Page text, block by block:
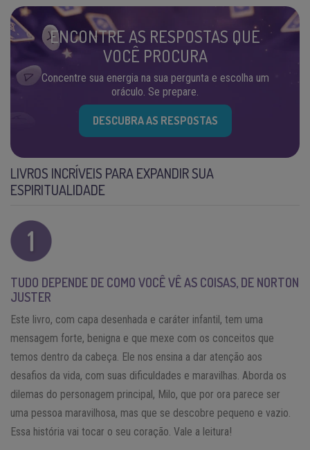
ENCONTRE AS RESPOSTAS QUE
VOCÊ PROCURA
Concentre sua energia na sua pergunta e escolha um
oráculo. Se prepare.
DESCUBRA AS RESPOSTAS
LIVROS INCRÍVEIS PARA EXPANDIR SUA
ESPIRITUALIDADE
TUDO DEPENDE DE COMO VOCÊ VÊ AS COISAS, DE NORTON
JUSTER
Este livro, com capa desenhada e caráter infantil, tem uma
mensagem forte, benigna e que mexe com os conceitos que
temos dentro da cabeça. Ele nos ensina a dar atenção aos
desafios da vida, com suas dificuldades e maravilhas. Aborda os
dilemas do personagem principal, Milo, que por ora parece ser
uma pessoa maravilhosa, mas que se descobre pequeno e vazio.
Essa história vai tocar o seu coração. Vale a leitura!